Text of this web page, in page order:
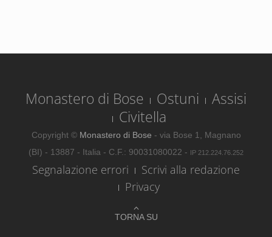
TORNA SU
Monastero di Bose Ostuni
Assisi
Civitella
Copyright © Monastero di Bose - via Bose 1, Magnano
(BI) - 13887 - Italia - C.F.: 90031080022 - IP 212.224.76.252
Segnalazione errori
Scrivi alla redazione
Privacy